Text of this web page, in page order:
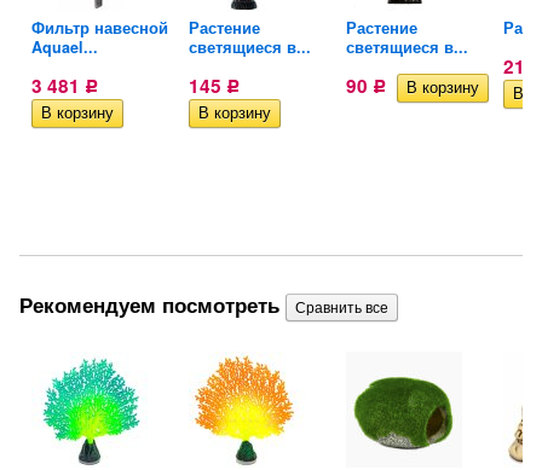
Фильтр навесной
Aquael...
3 481 Р
Растение
светящиеся в...
145 Р
Растение
светящиеся в...
90 Р
211
Рекомендуем посмотреть